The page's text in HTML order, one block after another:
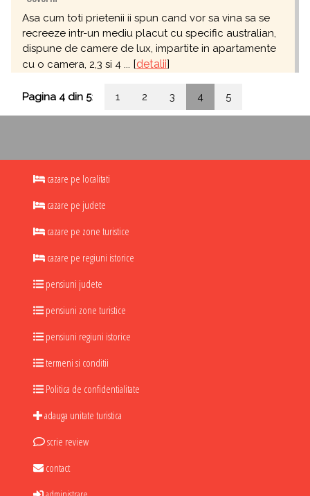
Asa cum toti prietenii ii spun cand vor sa vina sa se
recreeze intr-un mediu placut cu specific australian,
dispune de camere de lux, impartite in apartamente
cu o camera, 2,3 si 4 ... [detalii]
Pagina 4 din 5: 1 2 3 4 5
cazare pe localitati
cazare pe judete
cazare pe zone turistice
cazare pe regiuni istorice
pensiuni judete
pensiuni zone turistice
pensiuni regiuni istorice
termeni si conditii
Politica de confidentialitate
adauga unitate turistica
scrie review
contact